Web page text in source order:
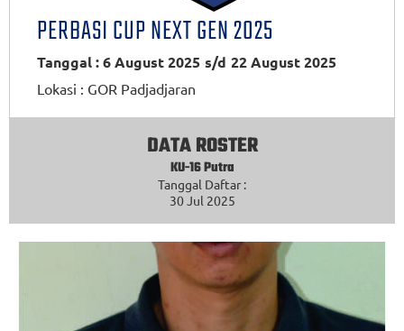
PERBASI CUP NEXT GEN 2025
Tanggal : 6 August 2025 s/d 22 August 2025
Lokasi : GOR Padjadjaran
DATA ROSTER
KU-16 Putra
Tanggal Daftar :
30 Jul 2025